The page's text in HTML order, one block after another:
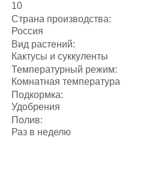
10
Страна производства:
Россия
Вид растений:
Кактусы и суккуленты
Температурный режим:
Комнатная температура
Подкормка:
Удобрения
Полив:
Раз в неделю